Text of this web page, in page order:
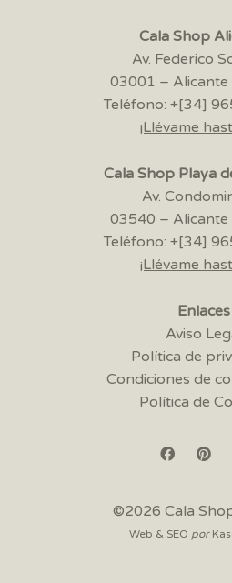
Cala Shop
Av. Federico
03001 – Alicante
Teléfono: +[34]
¡Llévame
Cala Shop Playa
Av.
03540 – Alicante
Teléfono: +[34]
¡Llévame
Enlaces
Aviso
Política de
Condiciones de
Política de
©2026 Cala
Web & SEO por